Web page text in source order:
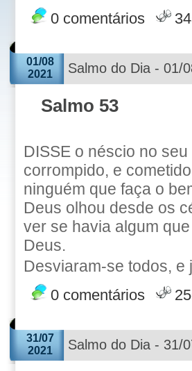
0 comentários
01/08
2021
Salmo do Dia - 01/
Salmo 53
DISSE o néscio no
corrompido, e
ninguém que faça o
Deus olhou desde os
ver se havia algum
Deus.
Desviaram-se todos, e
0 comentários
31/07
2021
Salmo do Dia - 31/